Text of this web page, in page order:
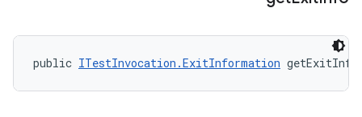
public ITestInvocation.ExitInformation